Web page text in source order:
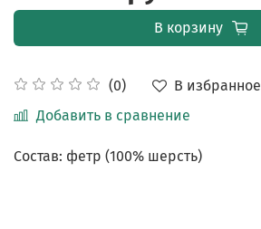
(0)
В избранное
Добавить в сравнение
В корзину
Состав: фетр (100% шерсть)